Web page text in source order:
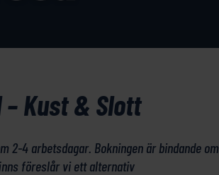
Kust & Slott
2-4 arbetsdagar. Bokningen är bindande om
föreslår vi ett alternativ